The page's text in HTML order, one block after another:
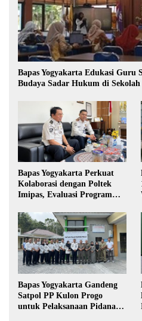
Bapas Yogyakarta Edukasi Guru
Budaya Sadar Hukum di Sekolah
Bapas Yogyakarta Perkuat
Kolaborasi dengan Poltek
Imipas, Evaluasi Program
Bapas Yogyakarta Gandeng
Satpol PP Kulon Progo
untuk Pelaksanaan Pidana